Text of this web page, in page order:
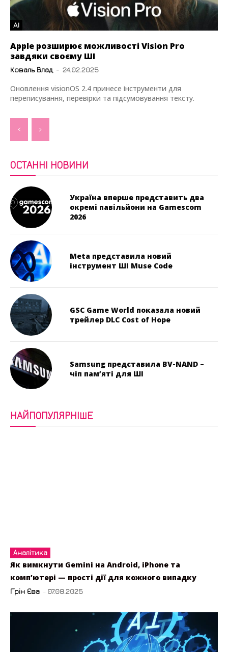
AI
Apple розширює можливості Vision Pro
завдяки своєму ШІ
Коваль Влад - 24.02.2025
Оновлення visionOS 2.4 принесе інструменти для
переписування, перевірки та підсумовування тексту.
ОСТАННІ НОВИНИ
Україна вперше представить два
окремі павільйони на Gamescom
2026
Meta представила новий
інструмент ШІ Muse Code
GSC Game World показала новий
трейлер DLC Cost of Hope
Samsung представила BV-NAND –
чіп пам’яті для ШІ
НАЙПОПУЛЯРНІШЕ
Аналітика
Як вимкнути Gemini на Android, iPhone та
комп’ютері — прості дії для кожного випадку
Ґрін Єва - 07.08.2025